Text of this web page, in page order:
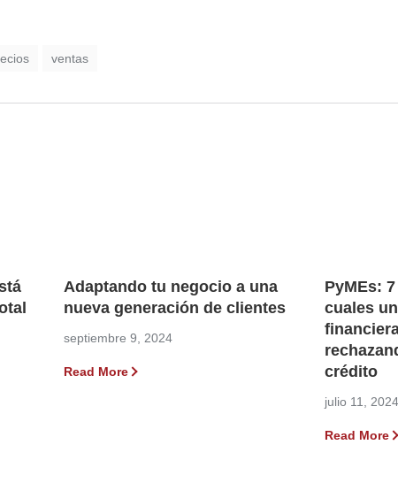
ventas
Adaptando tu negocio a una
nueva generación de clientes
septiembre 9, 2024
Read More
PyMEs:
cuales
crédito
julio 11, 2024
Read More